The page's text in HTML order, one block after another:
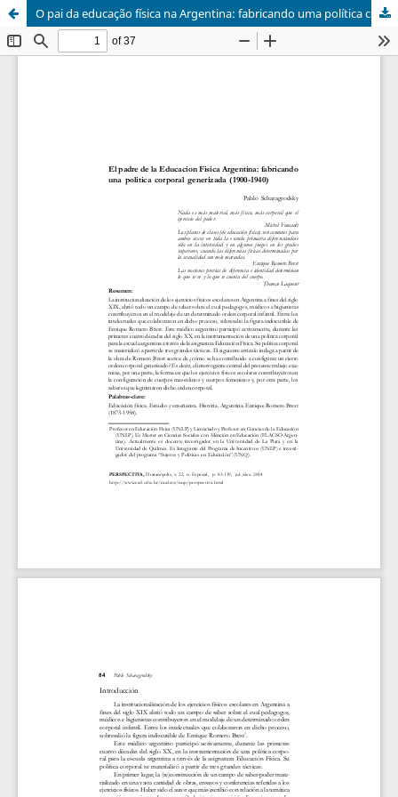
O pai da educação física na Argentina: fabricando uma política corporal